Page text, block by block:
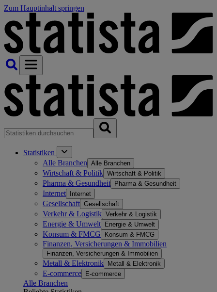
Zum Hauptinhalt springen
Statistiken
Alle Branchen Alle Branchen
Wirtschaft & Politik Wirtschaft & Politik
Pharma & Gesundheit Pharma & Gesundheit
Internet Internet
Gesellschaft Gesellschaft
Verkehr & Logistik Verkehr & Logistik
Energie & Umwelt Energie & Umwelt
Konsum & FMCG Konsum & FMCG
Finanzen, Versicherungen & Immobilien
Finanzen, Versicherungen & Immobilien
Metall & Elektronik Metall & Elektronik
E-commerce E-commerce
Alle Branchen